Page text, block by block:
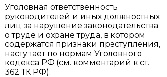
Уголовная ответственность
руководителей и иных должностных
лиц за нарушение законодательства
о труде и охране труда, в котором
содержатся признаки преступления,
наступает по нормам Уголовного
кодекса РФ (см. комментарий к ст.
362 ТК РФ).